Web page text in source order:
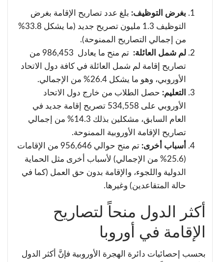
بغرض التوظيف: بلغ عدد تصاريح الإقامة بغرض
التوظيف 1.3 مليون تصريح جديد (ما يشكل 33.8%
من إجمالي التصاريح الممنوحة).
لم شمل العائلة:
تم منح ما يعادل 986,453 من
تصاريح إقامة لم شمل العائلة في كافة دول الاتحاد
الأوروبي، وهو ما يشكل 26.4% من الإجمالي.
التعليم: حصل الطلاب من خارج دول الاتحاد
الأوروبي على 534,558 تصريح إقامة جديد في
العام السابق، مشكلين بذلك 14.3% من إجمالي
تصاريح الإقامة الأوروبية الممنوحة.
أسباب أخرى:
تم منح حوالي 956,646 من الإقامات
(25.6% من الإجمالي) لأسباب أخرى مثل الحماية
الدولية واللجوء، والإقامة بدون حق العمل (كما في
حالة المتقاعدين) وغيرها.
أكثر الدول منحاً لتصاريح
الإقامة في أوروبا
بحسب إحصائيات دائرة الهجرة الأوروبية فإنَّ أكثر الدول